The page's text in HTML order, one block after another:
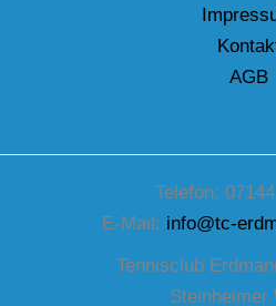
AGB
Telefon:
E-Mail: info@tc-
Tennisclub
Steinheimer